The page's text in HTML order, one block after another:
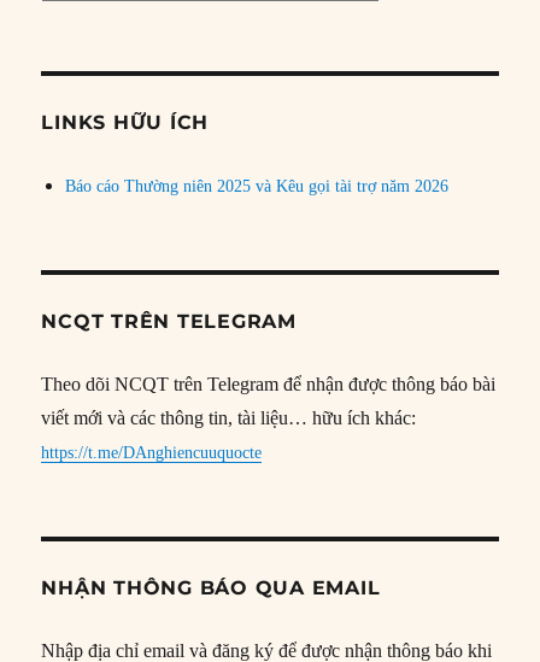
đề
LINKS HỮU ÍCH
Báo cáo Thường niên 2025 và Kêu gọi tài trợ năm 2026
NCQT TRÊN TELEGRAM
Theo dõi NCQT trên Telegram để nhận được thông báo bài
viết mới và các thông tin, tài liệu… hữu ích khác:
https://t.me/DAnghiencuuquocte
NHẬN THÔNG BÁO QUA EMAIL
Nhập địa chỉ email và đăng ký để được nhận thông báo khi